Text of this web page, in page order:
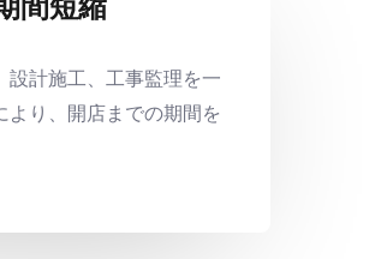
設計施工、工事監理を一
より、開店までの期間を